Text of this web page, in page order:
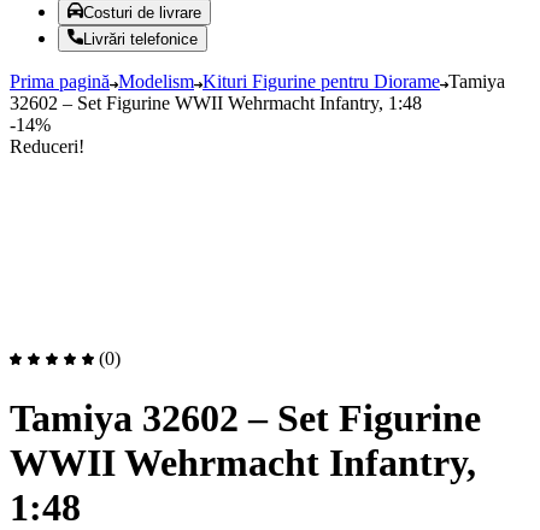
Costuri de livrare
Livrări telefonice
Prima pagină Modelism Kituri Figurine pentru Diorame Tamiya
32602 – Set Figurine WWII Wehrmacht Infantry, 1:48
-14%
Reduceri!
(0)
Tamiya 32602 – Set Figurine
WWII Wehrmacht Infantry,
1:48